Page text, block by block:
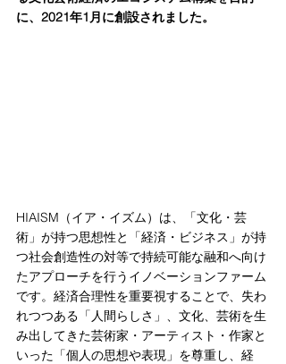
に、2021年1月に創設されました。
HIAISM（イア・イズム）は、「文化・芸
術」が持つ思想性と「経済・ビジネス」が持
つ社会創造性の対等で持続可能な融和へ向け
たアプローチを行うイノベーションファーム
です。経済合理性を重要視することで、失わ
れつつある「人間らしさ」、文化、芸術を生
み出してきた芸術家・アーティスト・作家と
いった「個人の思想や表現」を尊重し、経